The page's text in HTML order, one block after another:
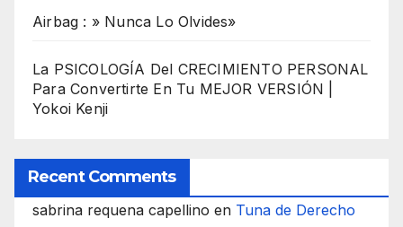
Airbag : » Nunca Lo Olvides»
La PSICOLOGÍA Del CRECIMIENTO PERSONAL
Para Convertirte En Tu MEJOR VERSIÓN |
Yokoi Kenji
Recent Comments
sabrina requena capellino en Tuna de Derecho